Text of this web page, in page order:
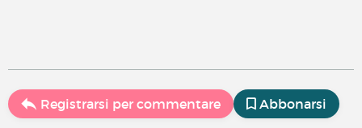
Registrarsi per commentare Abbonarsi